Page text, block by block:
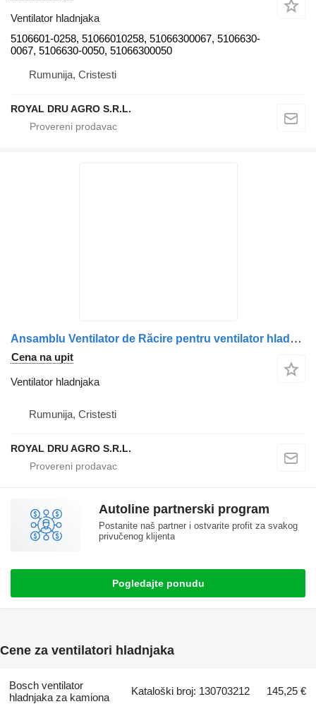
Ventilator hladnjaka
5106601-0258, 51066010258, 51066300067, 5106630-
0067, 5106630-0050, 51066300050
Rumunija, Cristesti
ROYAL DRU AGRO S.R.L.
Ansamblu Ventilator de Răcire pentru ventilator hladnjaka za Mercedes-Benz (Coduri: A0032055506, A0032054506, A5412002122, A5412001222, A5412002022) kamiona
Cena na upit
Ventilator hladnjaka
Rumunija, Cristesti
ROYAL DRU AGRO S.R.L.
Autoline partnerski program
Postanite naš partner i ostvarite profit za svakog
privučenog klijenta
Pogledajte ponudu
Cene za ventilatori hladnjaka
Bosch ventilator
hladnjaka za kamiona
Kataloški broj: 130703212 145,25 €